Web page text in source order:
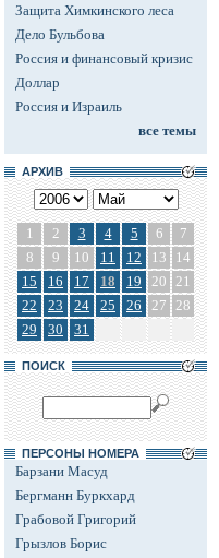
Защита Химкинского леса
Дело Бульбова
Россия и финансовый кризис
Доллар
Россия и Израиль
все темы
АРХИВ
1 2 3 4 5 6
7
8
9 10 11 12 13
14
15
16 17 18 19 20 21
22
23 24 25 26 27 28
29
30 31
ПОИСК
ПЕРСОНЫ НОМЕРА
Барзани Масуд
Бергманн Буркхард
Грабовой Григорий
Грызлов Борис